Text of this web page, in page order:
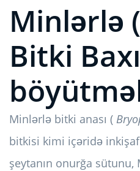
Minlərlə
Bitki
Minlərlə bitki anası (
bitkisi kimi içəridə
şeytanın onurğa